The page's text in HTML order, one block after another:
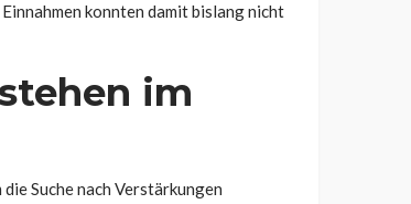
konnten damit bislang nicht
im
Suche nach Verstärkungen